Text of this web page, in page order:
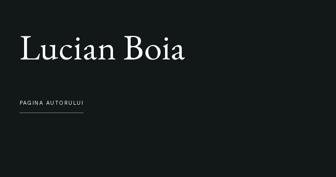
Lucian Boia
PAGINA AUTORULUI